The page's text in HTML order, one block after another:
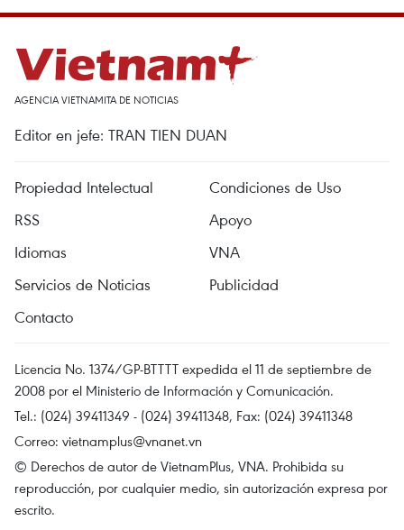
AGENCIA VIETNAMITA DE NOTICIAS
Editor en jefe: TRAN TIEN DUAN
Propiedad Intelectual
Condiciones de Uso
RSS
Apoyo
Idiomas
VNA
Servicios de Noticias
Publicidad
Contacto
Licencia No. 1374/GP-BTTTT expedida el 11 de septiembre de
2008 por el Ministerio de Información y Comunicación.
Tel.: (024) 39411349 - (024) 39411348, Fax: (024) 39411348
Correo: vietnamplus@vnanet.vn
© Derechos de autor de VietnamPlus, VNA. Prohibida su
reproducción, por cualquier medio, sin autorización expresa por
escrito.